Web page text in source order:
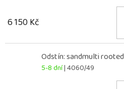
6 150 Kč
Odstín: sandmulti rooted
5-8 dní| 4060/49